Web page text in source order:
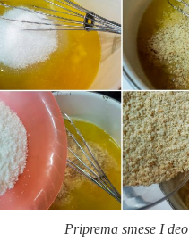
Priprema smese I deo